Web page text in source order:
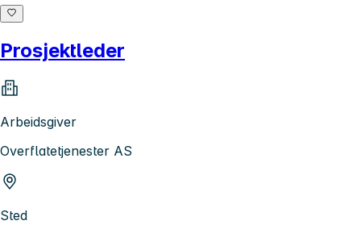
Prosjektleder
Arbeidsgiver
Overflatetjenester AS
Sted